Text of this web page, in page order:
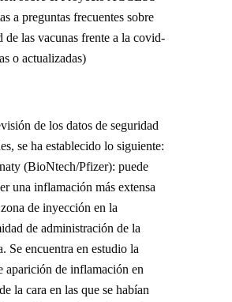
a preguntas frecuentes sobre
de las vacunas frente a la covid-
o actualizadas)
de los datos de seguridad
se ha establecido lo siguiente:
(BioNtech/Pfizer): puede
una inflamación más extensa
de inyección en la
de administración de la
Se encuentra en estudio la
aparición de inflamación en
la cara en las que se habían